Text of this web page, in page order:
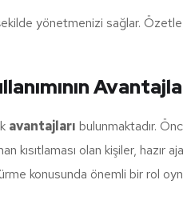
yönetmenizi sağlar.
avantajları bulunmaktadır.
kısıtlaması olan kişiler, hazır
konusunda önemli bir rol